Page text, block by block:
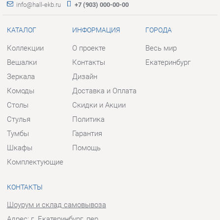
Стулья
Тумбы
Шкафы
Комплектующие
Политика
Гарантия
Помощь
КОНТАКТЫ
Шоурум и склад самовывоза
Адрес: г. Екатеринбург, пер.
Базовый, 47
Часы работы:
Пн - Пт:10:00 - 18:00 (GMT+5)
Отправить сообщение